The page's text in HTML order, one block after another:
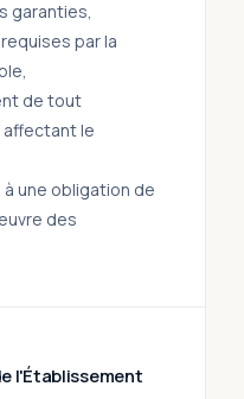
garanties,
par la
de tout
le
à une obligation de
des
l'Établissement